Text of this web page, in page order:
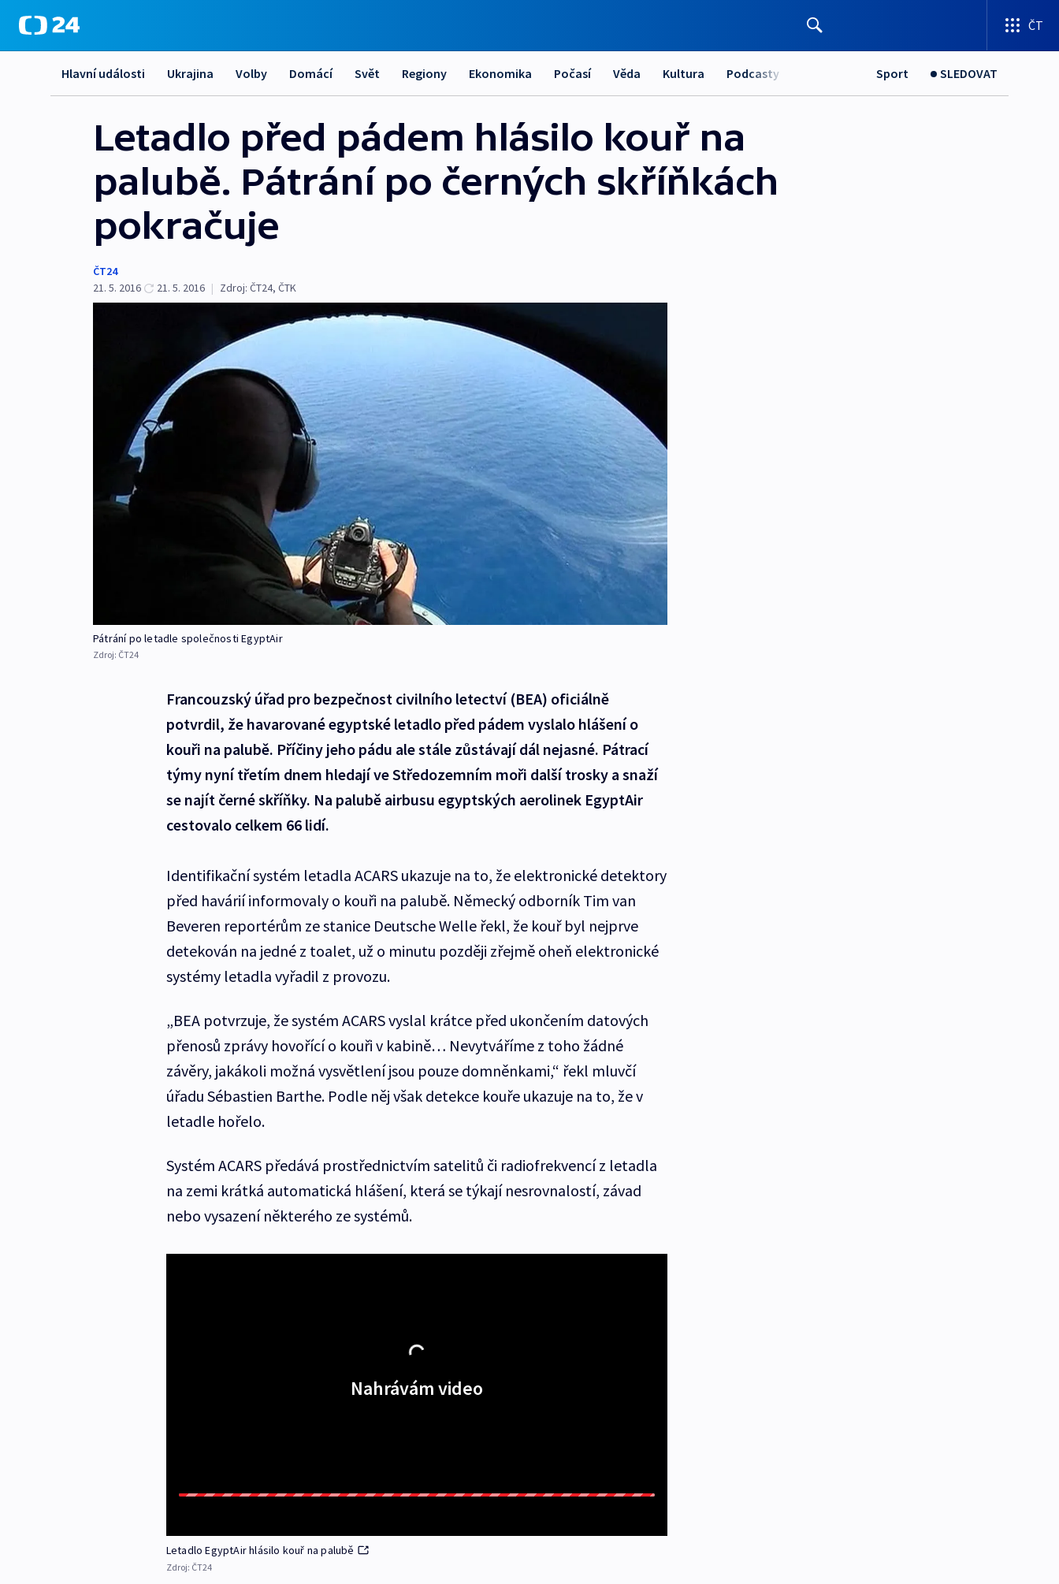
ČT
Hlavní události Ukrajina Volby Domácí Svět Regiony Ekonomika Počasí Věda Kultura Podcasty Sport SLEDOVAT
Letadlo před pádem hlásilo kouř na
palubě. Pátrání po černých skříňkách
pokračuje
ČT24
21. 5. 2016
21. 5. 2016 | Zdroj: ČT24, ČTK
Pátrání po letadle společnosti EgyptAir
Zdroj: ČT24
Francouzský úřad pro bezpečnost civilního letectví (BEA) oficiálně
potvrdil, že havarované egyptské letadlo před pádem vyslalo hlášení o
kouři na palubě. Příčiny jeho pádu ale stále zůstávají dál nejasné. Pátrací
týmy nyní třetím dnem hledají ve Středozemním moři další trosky a snaží
se najít černé skříňky. Na palubě airbusu egyptských aerolinek EgyptAir
cestovalo celkem 66 lidí.
Identifikační systém letadla ACARS ukazuje na to, že elektronické detektory
před havárií informovaly o kouři na palubě. Německý odborník Tim van
Beveren reportérům ze stanice Deutsche Welle řekl, že kouř byl nejprve
detekován na jedné z toalet, už o minutu později zřejmě oheň elektronické
systémy letadla vyřadil z provozu.
„BEA potvrzuje, že systém ACARS vyslal krátce před ukončením datových
přenosů zprávy hovořící o kouři v kabině… Nevytváříme z toho žádné
závěry, jakákoli možná vysvětlení jsou pouze domněnkami,“ řekl mluvčí
úřadu Sébastien Barthe. Podle něj však detekce kouře ukazuje na to, že v
letadle hořelo.
Systém ACARS předává prostřednictvím satelitů či radiofrekvencí z letadla
na zemi krátká automatická hlášení, která se týkají nesrovnalostí, závad
nebo vysazení některého ze systémů.
Nahrávám video
Letadlo EgyptAir hlásilo kouř na palubě
Zdroj: ČT24